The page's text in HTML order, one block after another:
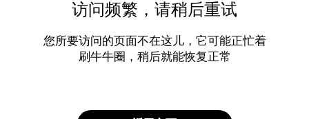
访问频繁，请稍后重试
您所要访问的页面不在这儿，它可能正忙着
刷牛牛圈，稍后就能恢复正常